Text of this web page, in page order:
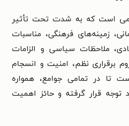
است که به شدت تحت تأثیر
زمینه‌های فرهنگی، مناسبات
ملاحظات سیاسی و الزامات
برقراری نظم، امنیت و انسجام
تا در تمامی جوامع، همواره
توجه قرار گرفته و حائز اهمیت